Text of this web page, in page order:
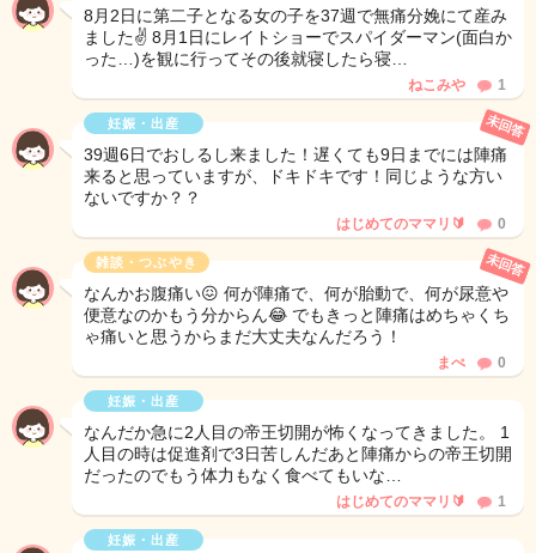
8月2日に第二子となる女の子を37週で無痛分娩にて産み
ました✌️ 8月1日にレイトショーでスパイダーマン(面白か
った…)を観に行ってその後就寝したら寝…
ねこみや 1
妊娠・出産
39週6日でおしるし来ました！遅くても9日までには陣痛
来ると思っていますが、ドキドキです！同じような方い
ないですか？？
未回答
はじめてのママリ🔰 0
雑談・つぶやき
なんかお腹痛い😖 何が陣痛で、何が胎動で、何が尿意や
便意なのかもう分からん😂 でもきっと陣痛はめちゃくち
ゃ痛いと思うからまだ大丈夫なんだろう！
未回答
まぺ 0
妊娠・出産
なんだか急に2人目の帝王切開が怖くなってきました。 1
人目の時は促進剤で3日苦しんだあと陣痛からの帝王切開
だったのでもう体力もなく食べてもいな…
はじめてのママリ🔰 1
妊娠・出産